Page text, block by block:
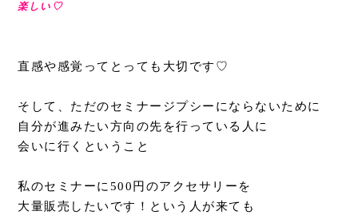
楽しい♡
直感や感覚ってとっても大切です♡
そして、ただのセミナージプシーにならないために
自分が進みたい方向の先を行っている人に
会いに行くということ
私のセミナーに500円のアクセサリーを
大量販売したいです！という人が来ても